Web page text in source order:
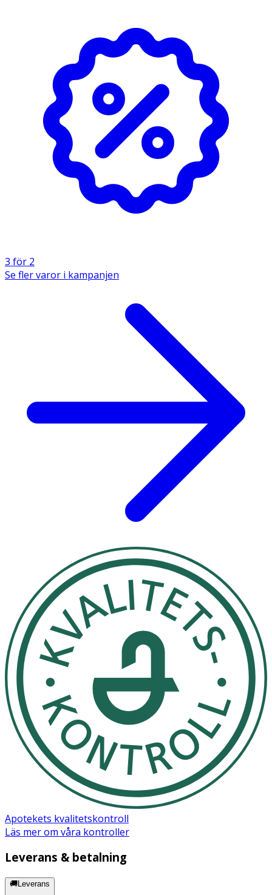
- Slå sedan den raka reflexen lätt mot underlaget där du
vill fästa den, så böjer den sig runt.
- Använd minst två reflexer – en på varje sida av kroppen
– för att uppnå synlighet i 360 grader.
Förvaring
Förvaras mörkt och svalt.
3 för 2
Se fler varor i kampanjen
Apotekets kvalitetskontroll
Läs mer om våra kontroller
Leverans & betalning
🚚Leverans